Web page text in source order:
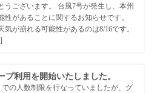
うございます。 台風7号が発生し、本州
性があることに関するお知らせです。
気が崩れる可能性があるのは8/16です。
プ利用を開始いたしました。
の人数制限を行なっていましたが、グ